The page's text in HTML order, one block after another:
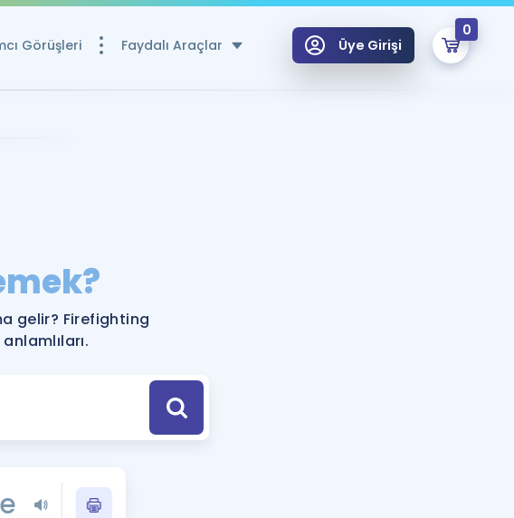
Görüşleri Faydalı Araçlar
Kaynaklar
YDS ve YÖKDİL Puan Hesaplama Aracı
YDS ve YÖKDİL'e Hazırlananlar için Öneriler
Tüm ÖSYM Sınavları Tek Takvimde
YDS - YÖKDİL Tüm Sınavlarla İlgili Haberler
Üye Girişi
0
Remzi Hoca ile seni sınava hazırlayacak onlarca eğitim seni bekliyor!
gelir? Firefighting